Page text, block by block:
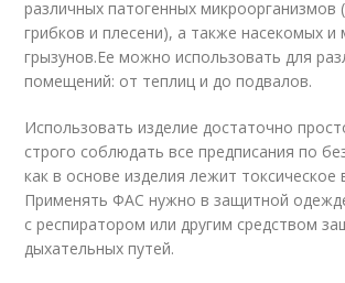
различных патогенных микроорганизмов
грибков и плесени), а также насекомых и
грызунов.Ее можно использовать для
помещений: от теплиц и до подвалов.
Использовать изделие достаточно
строго соблюдать все предписания по
как в основе изделия лежит токсическое
Применять ФАС нужно в защитной
с респиратором или другим средством
дыхательных путей.